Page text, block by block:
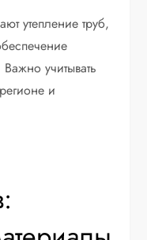
утепление труб,
учитывать
и